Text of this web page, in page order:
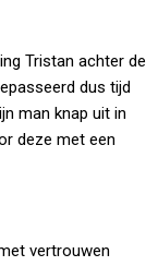
Tristan achter de
dus tijd
man knap uit in
deze met een
vertrouwen